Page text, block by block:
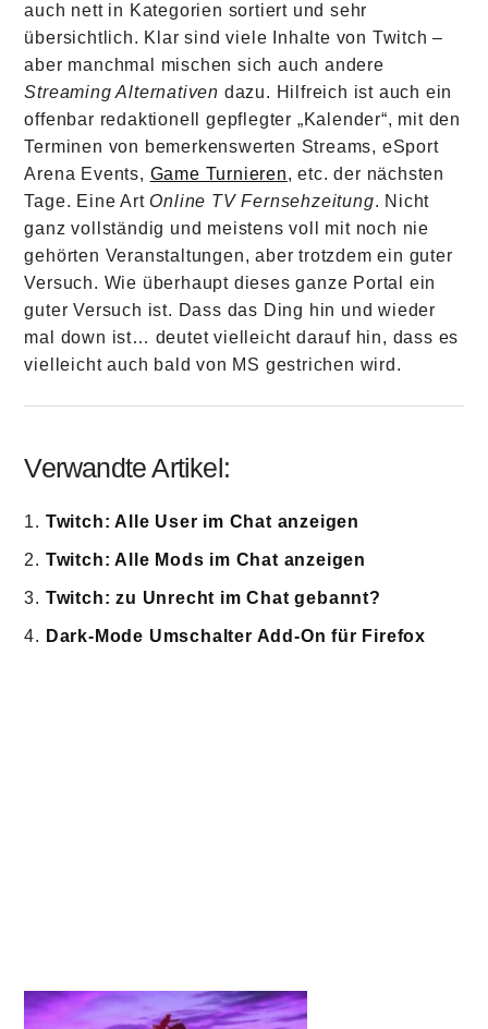
auch nett in Kategorien sortiert und sehr
übersichtlich. Klar sind viele Inhalte von Twitch –
aber manchmal mischen sich auch andere
Streaming Alternativen dazu. Hilfreich ist auch ein
offenbar redaktionell gepflegter „Kalender“, mit den
Terminen von bemerkenswerten Streams, eSport
Arena Events, Game Turnieren, etc. der nächsten
Tage. Eine Art Online TV Fernsehzeitung. Nicht
ganz vollständig und meistens voll mit noch nie
gehörten Veranstaltungen, aber trotzdem ein guter
Versuch. Wie überhaupt dieses ganze Portal ein
guter Versuch ist. Dass das Ding hin und wieder
mal down ist… deutet vielleicht darauf hin, dass es
vielleicht auch bald von MS gestrichen wird.
Verwandte Artikel:
Twitch: Alle User im Chat anzeigen
Twitch: Alle Mods im Chat anzeigen
Twitch: zu Unrecht im Chat gebannt?
Dark-Mode Umschalter Add-On für Firefox